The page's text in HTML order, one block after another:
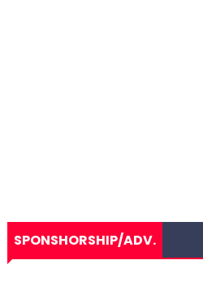
SPONSHORSHIP/ADV.